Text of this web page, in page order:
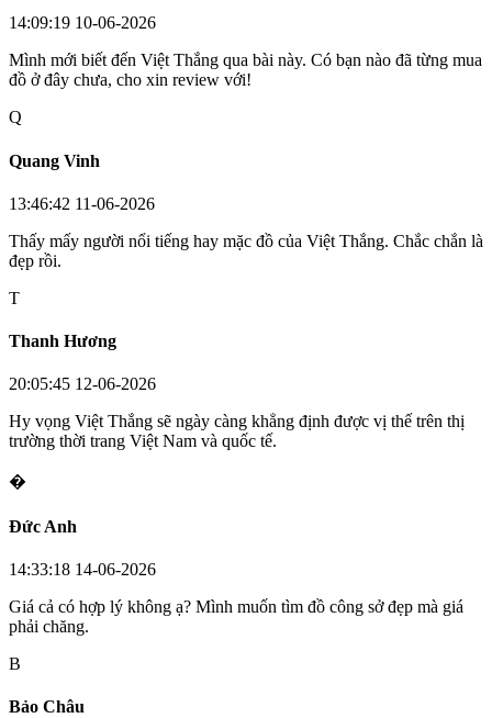
14:09:19 10-06-2026
Mình mới biết đến Việt Thắng qua bài này. Có bạn nào đã từng mua
đồ ở đây chưa, cho xin review với!
Q
Quang Vinh
13:46:42 11-06-2026
Thấy mấy người nổi tiếng hay mặc đồ của Việt Thắng. Chắc chắn là
đẹp rồi.
T
Thanh Hương
20:05:45 12-06-2026
Hy vọng Việt Thắng sẽ ngày càng khẳng định được vị thế trên thị
trường thời trang Việt Nam và quốc tế.
�
Đức Anh
14:33:18 14-06-2026
Giá cả có hợp lý không ạ? Mình muốn tìm đồ công sở đẹp mà giá
phải chăng.
B
Bảo Châu